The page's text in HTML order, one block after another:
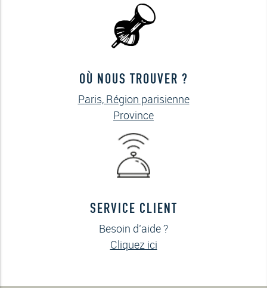
OÙ NOUS TROUVER ?
Paris, Région parisienne
Province
SERVICE CLIENT
Besoin d’aide ?
Cliquez ici